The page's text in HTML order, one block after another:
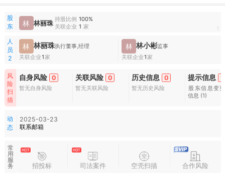
股
东
林 林丽珠 持股比例 100%
关联企业 1 家 1
人
员
2
林 林丽珠执行董事,经理
关联企业1家
林 林小彬监事
关联企业1家
风
险
扫
描
自身风险 0
暂无自身风险
关联风险 0
暂无关联风险
历史信息 0
暂无历史风险
提示信息 1
股东信息变
信息 (1)
动
态
2025-03-23
联系邮箱
常
用
服
务
招投标 司法案件 空壳扫描 合作风险